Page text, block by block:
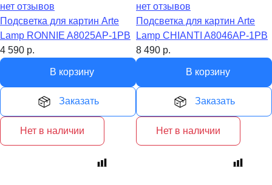
нет отзывов
Подсветка для картин Arte
Lamp RONNIE A8025AP-1PB
4 590 р.
В корзину
Заказать
Нет в наличии
нет отзывов
Подсветка для картин Arte
Lamp CHIANTI A8046AP-1PB
8 490 р.
В корзину
Заказать
Нет в наличии